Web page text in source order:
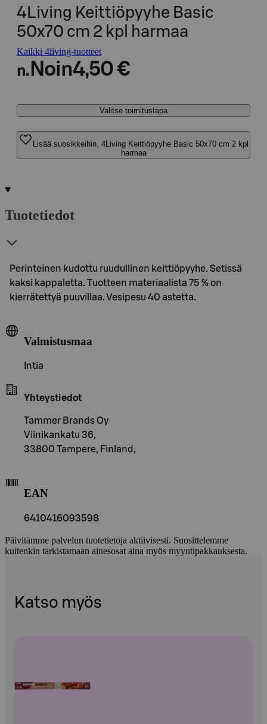
4Living Keittiöpyyhe Basic
50x70 cm 2 kpl harmaa
Kaikki 4living-tuotteet
n. Noin4,50 €
Valitse toimitustapa
Lisää suosikkeihin, 4Living Keittiöpyyhe Basic 50x70 cm 2 kpl
harmaa
Tuotetiedot
Perinteinen kudottu ruudullinen keittiöpyyhe. Setissä
kaksi kappaletta. Tuotteen materiaalista 75 % on
kierrätettyä puuvillaa. Vesipesu 40 astetta.
Valmistusmaa
Intia
Yhteystiedot
Tammer Brands Oy
Viinikankatu 36,
33800 Tampere, Finland,
EAN
6410416093598
Päivitämme palvelun tuotetietoja aktiivisesti. Suosittelemme
kuitenkin tarkistamaan ainesosat aina myös myyntipakkauksesta.
Katso myös